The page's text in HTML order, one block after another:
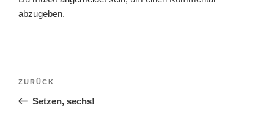
abzugeben.
Beitragsnavigation
Vorheriger
Beitrag
ZURÜCK
Setzen, sechs!